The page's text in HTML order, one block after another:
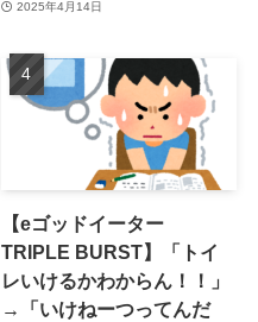
2025年4月14日
【eゴッドイーター
TRIPLE BURST】「トイ
レいけるかわからん！！」
→「いけねーつってんだ